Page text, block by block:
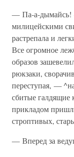
— Па-а-дымайсь!
милицейскими
растрепала и
Все огромное
образов
рюкзаки,
переступая, —
сбитые
прикладом
строптивых,
— Вперед за